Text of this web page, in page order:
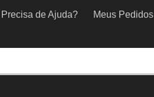
Precisa de Ajuda? Meus Pedidos